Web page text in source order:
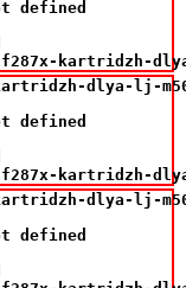
defined
kartridzh-
dlya-lj-m506dn-
defined
kartridzh-
dlya-lj-m506dn-
defined